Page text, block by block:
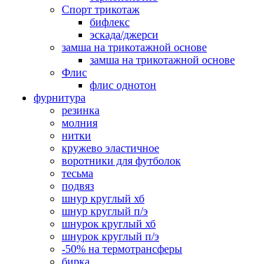
Спорт трикотаж
бифлекс
эскада/джерси
замша на трикотажной основе
замша на трикотажной основе
Флис
флис однотон
фурнитура
резинка
молния
нитки
кружево эластичное
воротники для футболок
тесьма
подвяз
шнур круглый хб
шнур круглый п/э
шнурок круглый хб
шнурок круглый п/э
-50% на термотрансферы